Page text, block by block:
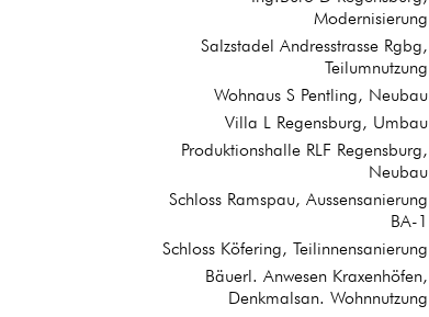
Modernisierung
Salzstadel Andresstrasse Rgbg,
Teilumnutzung
Wohnaus S Pentling, Neubau
Villa L Regensburg, Umbau
Produktionshalle RLF Regensburg,
Neubau
Schloss Ramspau, Aussensanierung
BA-1
Schloss Köfering, Teilinnensanierung
Bäuerl. Anwesen Kraxenhöfen,
Denkmalsan. Wohnnutzung